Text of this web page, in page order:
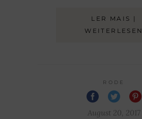
LER MAIS |
WEITERLESEN
RODE
August 20, 2017